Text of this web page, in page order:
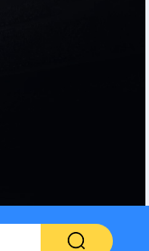
小型真空探针台